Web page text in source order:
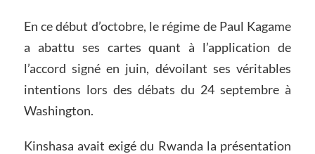
En ce début d’octobre, le régime de Paul Kagame
a abattu ses cartes quant à l’application de
l’accord signé en juin, dévoilant ses véritables
intentions lors des débats du 24 septembre à
Washington.
Kinshasa avait exigé du Rwanda la présentation